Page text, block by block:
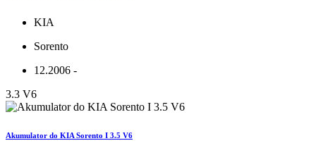
KIA
Sorento
12.2006 -
3.3 V6
Akumulator do KIA Sorento I 3.5 V6